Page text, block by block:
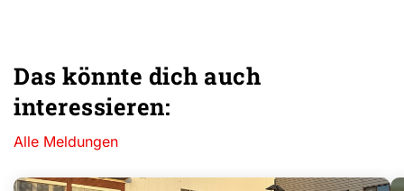
Das könnte dich auch
interessieren:
Alle Meldungen